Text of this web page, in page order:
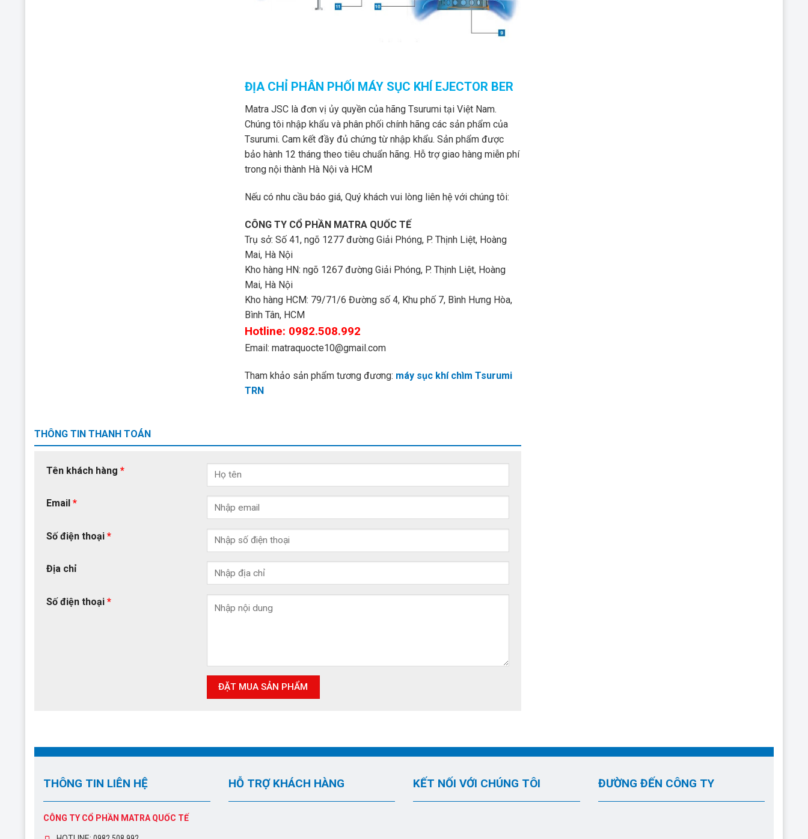
ĐỊA CHỈ PHÂN PHỐI MÁY SỤC KHÍ EJECTOR BER
Matra JSC là đơn vị ủy quyền của hãng Tsurumi tại Việt Nam.
Chúng tôi nhập khẩu và phân phối chính hãng các sản phẩm của
Tsurumi. Cam kết đầy đủ chứng từ nhập khẩu. Sản phẩm được
bảo hành 12 tháng theo tiêu chuẩn hãng. Hỗ trợ giao hàng miễn phí
trong nội thành Hà Nội và HCM
Nếu có nhu cầu báo giá, Quý khách vui lòng liên hệ với chúng tôi:
CÔNG TY CỔ PHẦN MATRA QUỐC TẾ
Trụ sở: Số 41, ngõ 1277 đường Giải Phóng, P. Thịnh Liệt, Hoàng
Mai, Hà Nội
Kho hàng HN: ngõ 1267 đường Giải Phóng, P. Thịnh Liệt, Hoàng
Mai, Hà Nội
Kho hàng HCM: 79/71/6 Đường số 4, Khu phố 7, Bình Hưng Hòa,
Bình Tân, HCM
Hotline: 0982.508.992
Email: matraquocte10@gmail.com
Tham khảo sản phẩm tương đương: máy sục khí chìm Tsurumi
TRN
THÔNG TIN THANH TOÁN
Tên khách hàng *
Email *
Số điện thoại *
Địa chỉ
Số điện thoại *
THÔNG TIN LIÊN HỆ
CÔNG TY CỔ PHẦN MATRA QUỐC TẾ
HỖ TRỢ KHÁCH HÀNG KẾT NỐI VỚI CHÚNG TÔI ĐƯỜNG ĐẾN CÔNG TY